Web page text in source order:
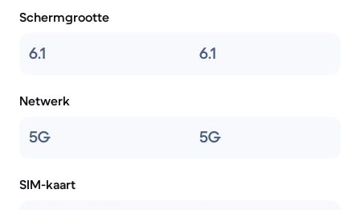
Schermgrootte
6.1 6.1
Netwerk
5G 5G
SIM-kaart